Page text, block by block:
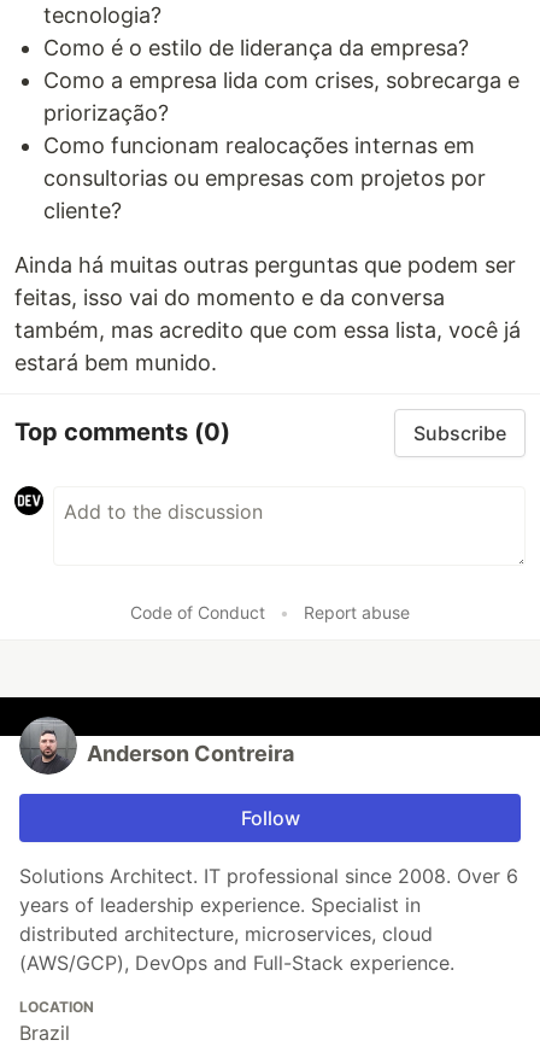
tecnologia?
Como é o estilo de liderança da empresa?
Como a empresa lida com crises, sobrecarga e
priorização?
Como funcionam realocações internas em
consultorias ou empresas com projetos por
cliente?
Ainda há muitas outras perguntas que podem ser
feitas, isso vai do momento e da conversa
também, mas acredito que com essa lista, você já
estará bem munido.
Top comments (0) Subscribe
Code of Conduct • Report abuse
Anderson Contreira
Follow
Solutions Architect. IT professional since 2008. Over 6
years of leadership experience. Specialist in
distributed architecture, microservices, cloud
(AWS/GCP), DevOps and Full-Stack experience.
LOCATION
Brazil